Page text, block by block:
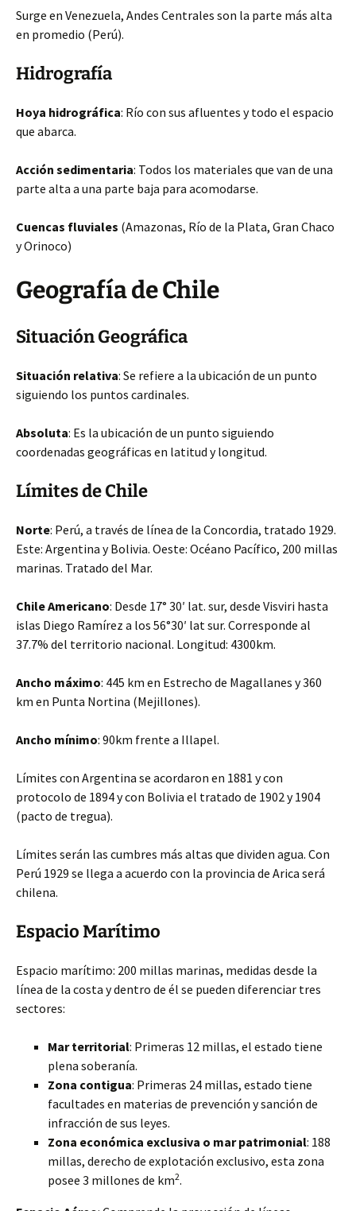
Surge en Venezuela, Andes Centrales son la parte más alta
en promedio (Perú).
Hidrografía
Hoya hidrográfica: Río con sus afluentes y todo el espacio
que abarca.
Acción sedimentaria: Todos los materiales que van de una
parte alta a una parte baja para acomodarse.
Cuencas fluviales (Amazonas, Río de la Plata, Gran Chaco
y Orinoco)
Geografía de Chile
Situación Geográfica
Situación relativa: Se refiere a la ubicación de un punto
siguiendo los puntos cardinales.
Absoluta: Es la ubicación de un punto siguiendo
coordenadas geográficas en latitud y longitud.
Límites de Chile
Norte: Perú, a través de línea de la Concordia, tratado 1929.
Este: Argentina y Bolivia. Oeste: Océano Pacífico, 200 millas
marinas. Tratado del Mar.
Chile Americano: Desde 17° 30′ lat. sur, desde Visviri hasta
islas Diego Ramírez a los 56°30′ lat sur. Corresponde al
37.7% del territorio nacional. Longitud: 4300km.
Ancho máximo: 445 km en Estrecho de Magallanes y 360
km en Punta Nortina (Mejillones).
Ancho mínimo: 90km frente a Illapel.
Límites con Argentina se acordaron en 1881 y con
protocolo de 1894 y con Bolivia el tratado de 1902 y 1904
(pacto de tregua).
Límites serán las cumbres más altas que dividen agua. Con
Perú 1929 se llega a acuerdo con la provincia de Arica será
chilena.
Espacio Marítimo
Espacio marítimo: 200 millas marinas, medidas desde la
línea de la costa y dentro de él se pueden diferenciar tres
sectores:
Mar territorial: Primeras 12 millas, el estado tiene
plena soberanía.
Zona contigua: Primeras 24 millas, estado tiene
facultades en materias de prevención y sanción de
infracción de sus leyes.
Zona económica exclusiva o mar patrimonial: 188
millas, derecho de explotación exclusivo, esta zona
posee 3 millones de km2.